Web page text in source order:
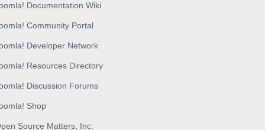
Documentation Wiki
Community Portal
Developer Network
Resources Directory
Discussion Forums
Shop
Source Matters, Inc.